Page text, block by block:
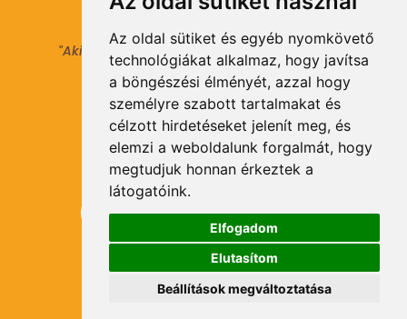
Az oldal sütiket és egyéb nyomkövető
technológiákat alkalmaz, hogy javítsa
a böngészési élményét, azzal hogy
személyre szabott tartalmakat és
célzott hirdetéseket jelenít meg, és
elemzi a weboldalunk forgalmát, hogy
megtudjuk honnan érkeztek a
látogatóink.
Elfogadom
Elutasítom
Beállítások megváltoztatása
"Aki másokat nem tesz gazdaggá, maga sem
válhat azzá."
© 2021 Minden jog fenntartva.
Hírlevél Feliratkozás
Feliratkozás